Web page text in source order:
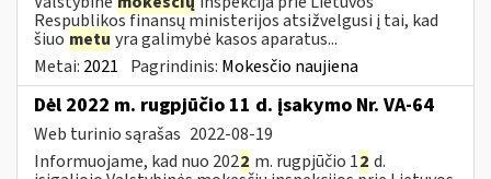
Respublikos finansų ministerijos atsižvelgusi į tai, kad
šiuo metu yra galimybė kasos aparatus...
Metai: 2021 Pagrindinis: Mokesčio naujiena
Dėl 2022 m. rugpjūčio 11 d. įsakymo Nr. VA-64
Web turinio sąrašas 2022-08-19
Informuojame, kad nuo 2022 m. rugpjūčio 12 d.